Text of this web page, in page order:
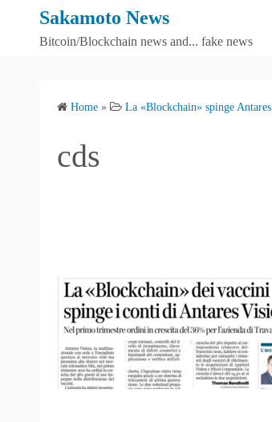
Sakamoto News
Bitcoin/Blockchain news and... fake news
Home » La «Blockchain» spinge Antares
cds